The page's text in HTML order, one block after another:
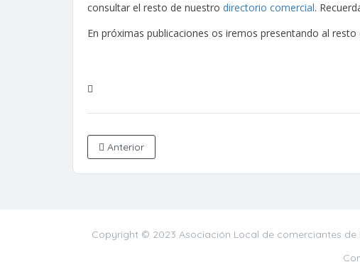
consultar el resto de nuestro directorio comercial.
En próximas publicaciones os iremos presentando al
Anterior
Copyright © 2023 Asociación Local de comerciantes de